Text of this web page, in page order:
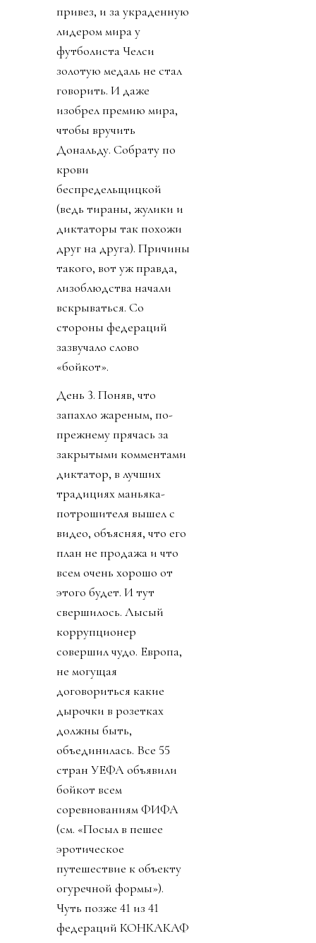
привез, и за украденную
лидером мира у
футболиста Челси
золотую медаль не стал
говорить. И даже
изобрел премию мира,
чтобы вручить
Дональду. Собрату по
крови
беспредельщицкой
(ведь тираны, жулики и
диктаторы так похожи
друг на друга). Причины
такого, вот уж правда,
лизоблюдства начали
вскрываться. Со
стороны федераций
зазвучало слово
«бойкот».
День 3. Поняв, что
запахло жареным, по-
прежнему прячась за
закрытыми комментами
диктатор, в лучших
традициях маньяка-
потрошителя вышел с
видео, объясняя, что его
план не продажа и что
всем очень хорошо от
этого будет. И тут
свершилось. Лысый
коррупционер
совершил чудо. Европа,
не могущая
договориться какие
дырочки в розетках
должны быть,
объединилась. Все 55
стран УЕФА объявили
бойкот всем
соревнованиям ФИФА
(см. «Посыл в пешее
эротическое
путешествие к объекту
огуречной формы»).
Чуть позже 41 из 41
федераций КОНКАКАФ